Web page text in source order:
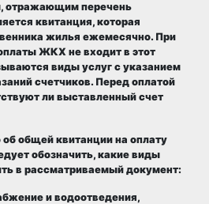
отражающим перечень
квитанция, которая
жилья ежемесячно. При
ЖКХ не входит в этот
виды услуг с указанием
счетчиков. Перед оплатой
ли выставленный счет
общей квитанции на оплату
обозначить, какие виды
в рассматриваемый документ:
и водоотведения,